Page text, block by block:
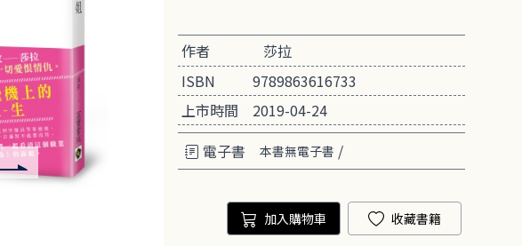
作者
莎拉
ISBN
9789863616733
上市時間
2019-04-24
電子書
本書無電子書 /
加入購物車 收藏書籍